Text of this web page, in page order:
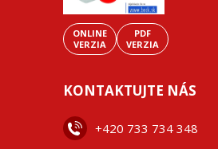
ONLINE
VERZIA
PDF
VERZIA
KONTAKTUJTE NÁS
+420 733 734 348